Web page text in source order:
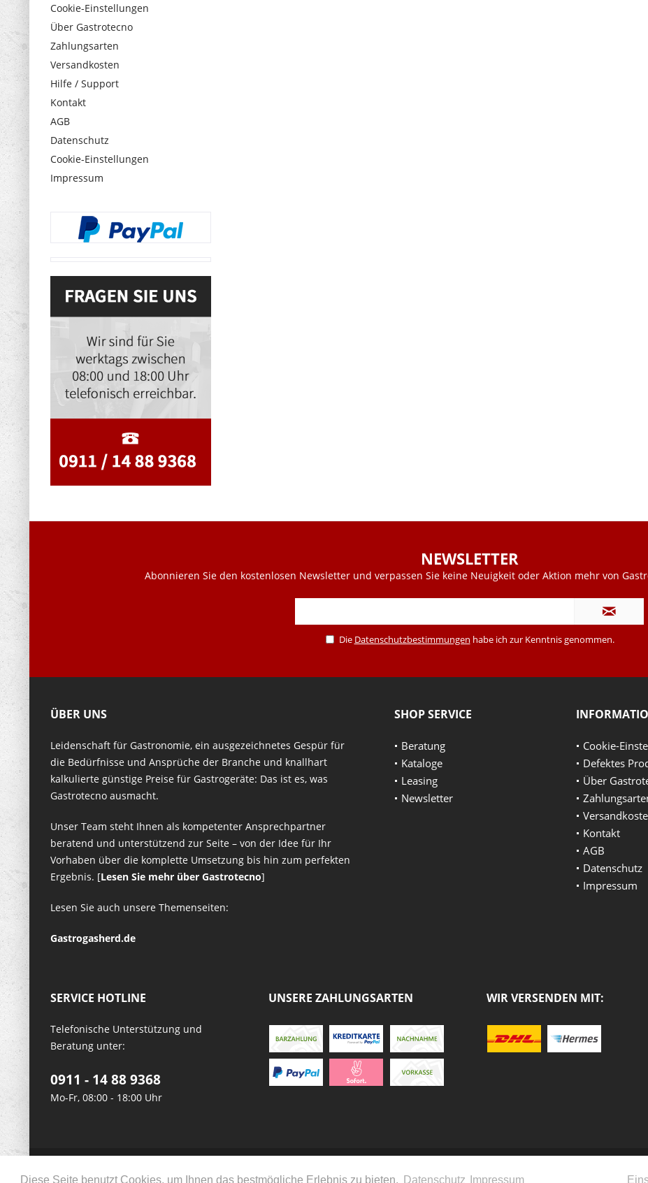
Diese Seite benutzt Cookies, um Ihnen das bestmögliche Erlebnis zu bieten. Datenschutz Impressum
Cookie-Einstellungen
Über Gastrotecno
Zahlungsarten
Versandkosten
Hilfe / Support
Kontakt
AGB
Datenschutz
Cookie-Einstellungen
Impressum
NEWSLETTER
Abonnieren Sie den kostenlosen Newsletter und verpassen Sie keine Neuigkeit oder Aktion mehr von
Die Datenschutzbestimmungen habe ich zur Kenntnis genommen.
ÜBER UNS
Leidenschaft für Gastronomie, ein ausgezeichnetes Gespür für
die Bedürfnisse und Ansprüche der Branche und knallhart
kalkulierte günstige Preise für Gastrogeräte: Das ist es, was
Gastrotecno ausmacht.
Unser Team steht Ihnen als kompetenter Ansprechpartner
beratend und unterstützend zur Seite – von der Idee für Ihr
Vorhaben über die komplette Umsetzung bis hin zum perfekten
Ergebnis. [Lesen Sie mehr über Gastrotecno]
Lesen Sie auch unsere Themenseiten:
Gastrogasherd.de
SHOP SERVICE
Beratung
Kataloge
Leasing
Newsletter
Cookie-
Defektes
Über
Kontakt
AGB
Datenschutz
Impressum
SERVICE HOTLINE
Telefonische Unterstützung und
Beratung unter:
0911 - 14 88 9368
Mo-Fr, 08:00 - 18:00 Uhr
UNSERE ZAHLUNGSARTEN WIR VERSENDEN MIT:
© 2026 Gastrotecno Gastronomie Onlineshop - Alle Rechte vorbehalten. Theme by